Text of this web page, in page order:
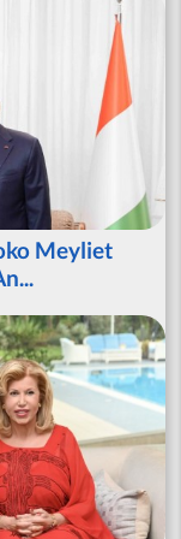
Meyliet